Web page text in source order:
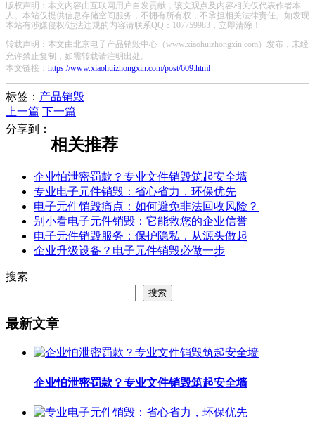
版权声明：本文内容由互联网用户自发贡献，该文观点及内容相关仅代表作者本
人。本站仅提供信息存储空间服务，不拥有所有权，不承担相关法律责任。如发现
本站有涉嫌侵权/违法违规的内容请联系QQ：107759983，立即清除！
转载声明：本文由北京电子产品销毁中心（www.xiaohuizhongxin.com）发布，未经
允许禁止复制，如需转载请注明出处。
本文链接： https://www.xiaohuizhongxin.com/post/609.html
标签： 产品销毁
上一篇 下一篇
分享到：
相关推荐
企业怕泄密罚款？专业文件销毁筑起安全墙
专业电子元件销毁：省心省力，环保优先
电子元件销毁痛点：如何避免非法回收风险？
别小看电子元件销毁：它能救您的企业信誉
电子元件销毁服务：保护隐私，从源头做起
企业升级设备？电子元件销毁必做一步
搜索
搜索
最新文章
企业怕泄密罚款？专业文件销毁筑起安全墙